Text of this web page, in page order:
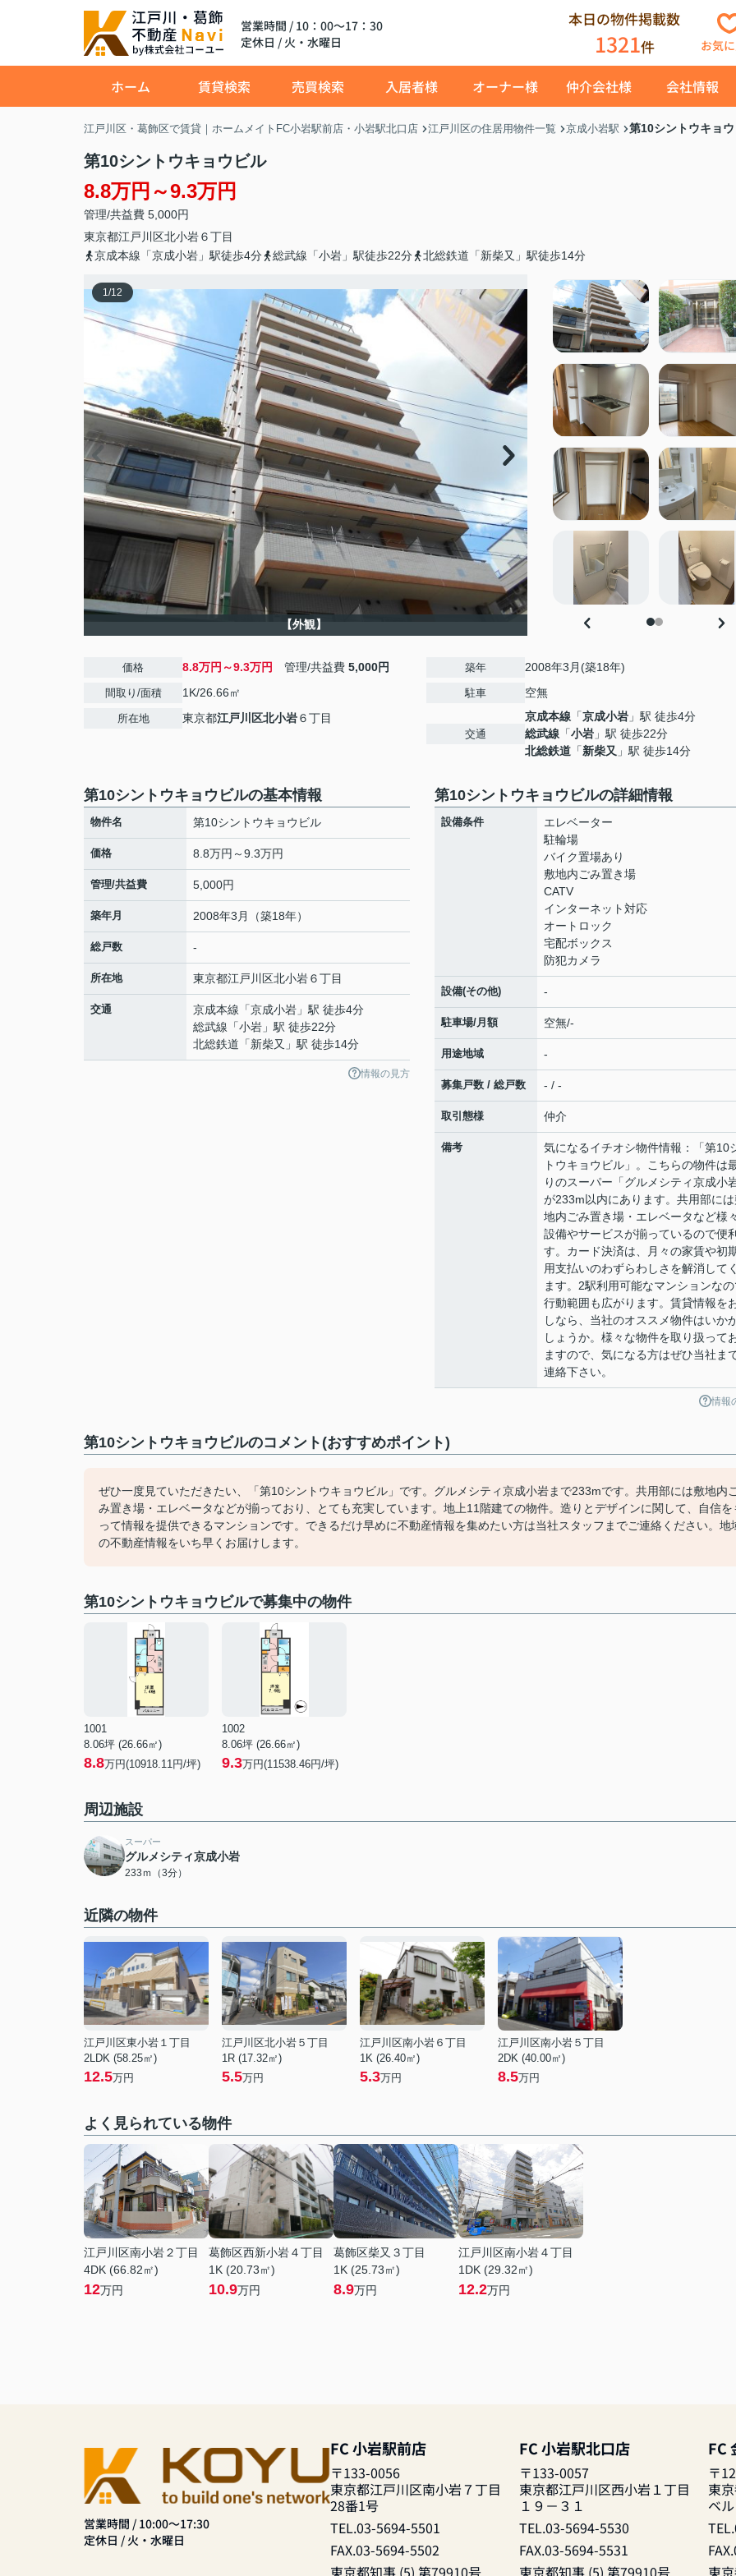
営業時間 / 10：00～17：30
定休日 / 火・水曜日
本日の物件掲載数
1321件 お気
ホーム 賃貸検索 売買検索 入居者様 オーナー様 仲介会社様 会社情報
江戸川区・葛飾区で賃貸｜ホームメイトFC小岩駅前店・小岩駅北口店 江戸川区の住居用物件一覧 京成小岩駅 第10シントウキョ
第10シントウキョウビル
8.8万円～9.3万円
管理/共益費 5,000円
東京都江戸川区北小岩６丁目
京成本線「京成小岩」駅徒歩4分
総武線「小岩」駅徒歩22分 北総鉄道「新柴又」駅徒歩14分
1/12
【外観】
価格 8.8万円～9.3万円 管理/共益費 5,000円
間取り/面積 1K/26.66㎡
所在地 東京都江戸川区北小岩６丁目
築年 2008年3月(築18年)
駐車 空無
交通
京成本線 「京成小岩 」駅 徒歩4分
総武線 「小岩 」駅 徒歩22分
北総鉄道 「新柴又 」駅 徒歩14分
第10シントウキョウビルの基本情報
物件名 第10シントウキョウビル
価格 8.8万円～9.3万円
管理/共益費 5,000円
築年月 2008年3月（築18年）
総戸数 -
所在地 東京都江戸川区北小岩６丁目
交通 京成本線 「京成小岩 」駅 徒歩4分
総武線 「小岩 」駅 徒歩22分
北総鉄道 「新柴又 」駅 徒歩14分
情報の見方
第10シントウキョウビルの詳細情報
設備条件
エレベーター
駐輪場
バイク置場あり
敷地内ごみ置き場
CATV
インターネット対応
オートロック
宅配ボックス
防犯カメラ
設備(その他) -
駐車場/月額 空無/-
用途地域 -
募集戸数 / 総戸数 - / -
取引態様 仲介
備考
気になるイチオシ物件情報：「第10
トウキョウビル」。こちらの物件は
りのスーパー「グルメシティ京成小岩
が233m以内にあります。共用部に
地内ごみ置き場・エレベータなど様
設備やサービスが揃っているので便
す。カード決済は、月々の家賃や初
用支払いのわずらわしさを解消して
ます。2駅利用可能なマンションな
行動範囲も広がります。賃貸情報を
しなら、当社のオススメ物件はいか
しょうか。様々な物件を取り扱って
ますので、気になる方はぜひ当社ま
連絡下さい。
情報
第10シントウキョウビルのコメント(おすすめポイント)
ぜひ一度見ていただきたい、「第10シントウキョウビル」です。グルメシティ京成小岩まで233mです。共用部には敷地内
み置き場・エレベータなどが揃っており、とても充実しています。地上11階建ての物件。造りとデザインに関して、自信を
って情報を提供できるマンションです。できるだけ早めに不動産情報を集めたい方は当社スタッフまでご連絡ください。地
の不動産情報をいち早くお届けします。
第10シントウキョウビルで募集中の物件
1001
8.06坪 (26.66㎡)
8.8万円(10918.11円/坪)
1002
8.06坪 (26.66㎡)
9.3万円(11538.46円/坪)
周辺施設
スーパー
グルメシティ京成小岩
233ｍ（3分）
近隣の物件
江戸川区東小岩１丁目
2LDK (58.25㎡)
12.5万円
江戸川区北小岩５丁目
1R (17.32㎡)
5.5万円
江戸川区南小岩６丁目
1K (26.40㎡)
5.3万円
江戸川区南小岩５丁目
2DK (40.00㎡)
8.5万円
よく見られている物件
江戸川区南小岩２丁目
4DK (66.82㎡)
12万円
葛飾区西新小岩４丁目
1K (20.73㎡)
10.9万円
葛飾区柴又３丁目
1K (25.73㎡)
8.9万円
江戸川区南小岩４丁目
1DK (29.32㎡)
12.2万円
営業時間 / 10:00～17:30
定休日 / 火・水曜日
FC 小岩駅前店
〒133-0056
東京都江戸川区南小岩７丁目
28番1号
TEL.03-5694-5501
FAX.03-5694-5502
東京都知事 (5) 第79910号
FC 小岩駅北口店
〒133-0057
東京都江戸川区西小岩１丁目
１９－３１
TEL.03-5694-5530
FAX.03-5694-5531
東京都知事 (5) 第79910号
FC
〒
東
ベ
東